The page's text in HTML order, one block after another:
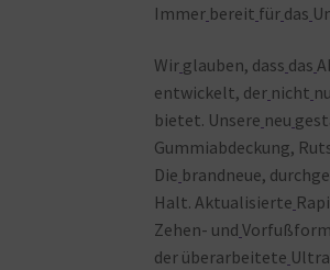
Immer bereit für das
Wir glauben, dass das
entwickelt, der nicht
bietet. Unsere neu
Gummiabdeckung,
Die brandneue,
Halt. Aktualisierte
Zehen- und Vorfußform
der überarbeitete